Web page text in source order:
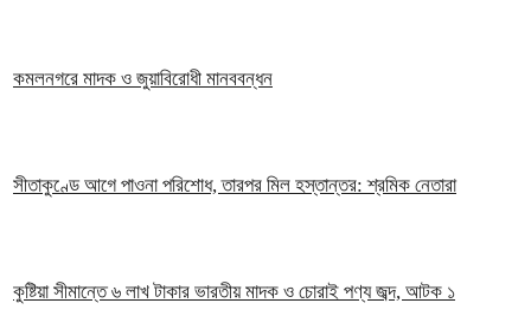
কমলনগরে মাদক ও জুয়াবিরোধী মানববন্ধন
সীতাকুণ্ডে আগে পাওনা পরিশোধ, তারপর মিল হস্তান্তর: শ্রমিক নেতারা
কুষ্টিয়া সীমান্তে ৬ লাখ টাকার ভারতীয় মাদক ও চোরাই পণ্য জব্দ, আটক ১